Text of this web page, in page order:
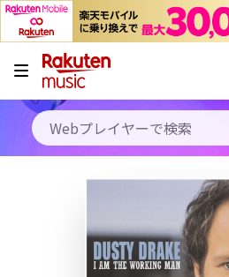
キャンペーン
料金プラン
使い方